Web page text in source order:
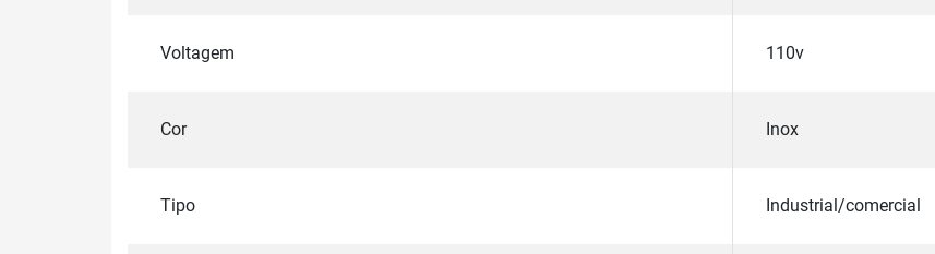
Voltagem 110v
Cor Inox
Tipo Industrial/comercial